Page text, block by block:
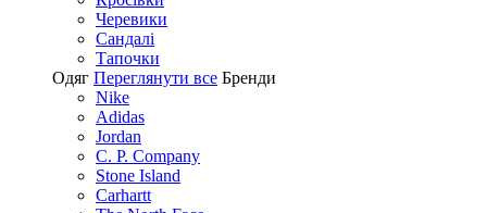
Черевики
Сандалі
Tапочки
Одяг Переглянути все Бренди
Nike
Adidas
Jordan
C. P. Company
Stone Island
Carhartt